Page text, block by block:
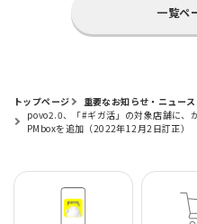
一覧ペ
トップページ
重要なお知らせ・ニュース
povo2.0、「#ギガ活」の対象店舗に、
PMboxを追加（2022年12月2日訂正）